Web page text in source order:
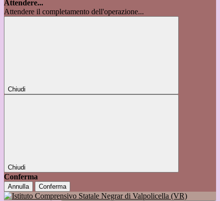
Attendere...
Attendere il completamento dell'operazione...
Chiudi
Chiudi
Conferma
Annulla Conferma